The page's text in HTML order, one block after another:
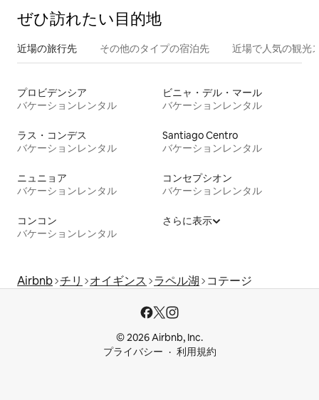
ぜひ訪⁠れ⁠た⁠い目⁠的⁠地
近場の旅行先 その他のタ⁠イ⁠プ⁠の宿⁠泊⁠先 近場で人気の観光
プロビデンシア
バケーションレンタル
ビニャ・デル・マール
バケーションレンタル
ラス・コンデス
バケーションレンタル
Santiago Centro
バケーションレンタル
ニュニョア
バケーションレンタル
コンセプシオン
バケーションレンタル
コンコン
バケーションレンタル
さらに表示
Airbnb チリ オイギンス ラペル湖 コテージ
© 2026 Airbnb, Inc.
プライバシー
利用規約